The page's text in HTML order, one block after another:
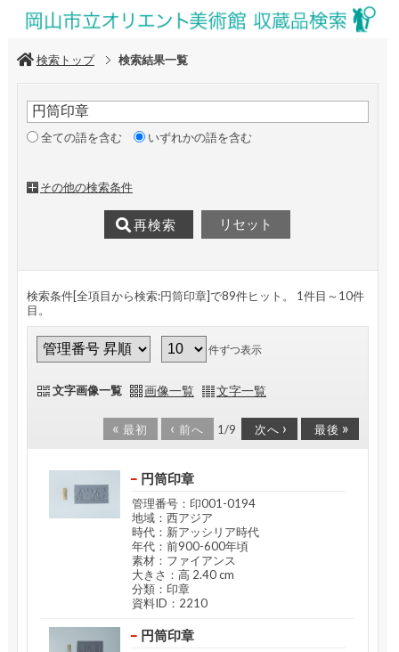
検索トップ 検索結果一覧
全ての語を含む いずれかの語を含む
その他の検索条件
再検索 リセット
検索条件[全項目から検索:円筒印章]で89件ヒット 。 1件目～10件
目。
件ずつ表示
文字画像一覧 画像一覧 文字一覧
« 最初 ‹ 前へ 1/9 次へ › 最後 »
円筒印章
管理番号：印001-0194
地域：西アジア
時代：新アッシリア時代
年代：前900-600年頃
素材：ファイアンス
大きさ：高 2.40 cm
分類：印章
資料ID：2210
円筒印章